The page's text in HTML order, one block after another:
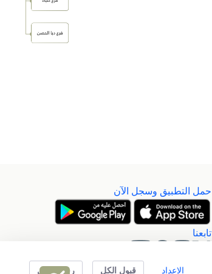
حمل التطبيق وسجل الآن
تابعنا
الإعداد قبول الكل رفض الكل